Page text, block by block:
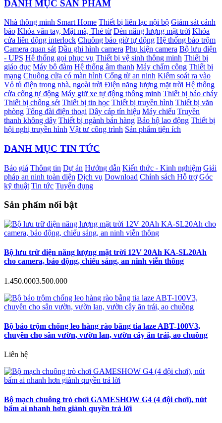
DANH MỤC SẢN PHẨM
Nhà thông minh Smart Home Thiết bị liên lạc nội bộ Giám sát cảnh
báo Khóa vân tay, Mật mã, Thẻ từ Đèn năng lượng mặt trời Khóa
cửa liên động interlock Chuông báo giờ tự động Hệ thống báo trộm
Camera quan sát Đầu ghi hình camera Phụ kiện camera Bộ lưu điện
- UPS Hệ thống gọi phục vụ Thiết bị vệ sinh thông minh Thiết bị
giáo dục Máy bộ đàm Hệ thống âm thanh Máy chấm công Thiết bị
mạng Chuông cửa có màn hình Cổng từ an ninh Kiểm soát ra vào
Vỏ tủ điện trong nhà, ngoài trời Điện năng lượng mặt trời Hệ thống
cửa cổng tự động Máy giữ xe tự động thông minh Thiết bị báo cháy
Thiết bị chống sét Thiết bị tin học Thiết bị truyền hình Thiết bị văn
phòng Tổng đài điện thoại Dây cáp tín hiệu Máy chiếu Truyền
thanh không dây Thiết bị ngành bán hàng Bảo hộ lao động Thiết bị
hội nghị truyền hình Vật tư công trình Sản phẩm tiện ích
DANH MỤC TIN TỨC
Báo giá Thông tin Dự án Hướng dẫn Kiến thức - Kinh nghiệm Giải
pháp an ninh toàn diện Dịch vụ Download Chính sách Hỗ trợ Góc
kỹ thuật Tin tức Tuyển dụng
Sản phẩm nổi bật
Bộ lưu trữ điện năng lượng mặt trời 12V 20Ah KA-SL20Ah
cho camera, báo động, chiếu sáng, an ninh viễn thông
1.450.0003.500.000
Bộ báo trộm chống leo hàng rào bằng tia laze ABT-100V3,
chuyên cho sân vườn, vườn lan, vườn cây ăn trái, ao chuồng
Liên hệ
Bộ mạch chuông trò chơi GAMESHOW G4 (4 đội chơi), nút
bấm ai nhanh hơn giành quyền trả lời